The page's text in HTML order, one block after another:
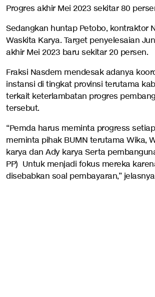
Progres akhir Mei 2023 sekitar 80
Sedangkan huntap Petobo, kontraktor
Waskita Karya. Target penyelesaian
akhir Mei 2023 baru sekitar 20 persen.
Fraksi Nasdem mendesak adanya
instansi di tingkat provinsi terutama
terkait keterlambatan progres
tersebut.
“Pemda harus meminta progress
meminta pihak BUMN terutama Wika,
karya dan Ady karya Serta
PP) Untuk menjadi fokus mereka
disebabkan soal pembayaran,”